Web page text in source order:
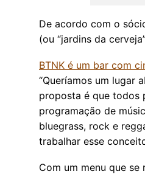
De acordo com o
(ou “jardins da
BTNK é um bar com
“Queríamos um lugar
proposta é que todos
programação de
bluegrass, rock e
trabalhar esse
Com um menu que